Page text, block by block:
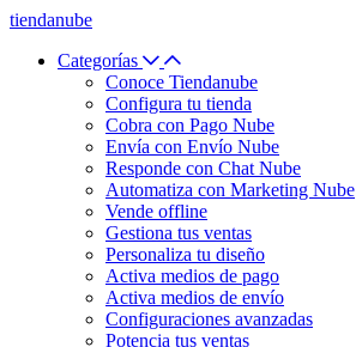
tiendanube
Categorías
Conoce Tiendanube
Configura tu tienda
Cobra con Pago Nube
Envía con Envío Nube
Responde con Chat Nube
Automatiza con Marketing Nube
Vende offline
Gestiona tus ventas
Personaliza tu diseño
Activa medios de pago
Activa medios de envío
Configuraciones avanzadas
Potencia tus ventas